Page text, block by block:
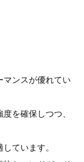
マンスが優れてい
を確保しつつ、
ています。